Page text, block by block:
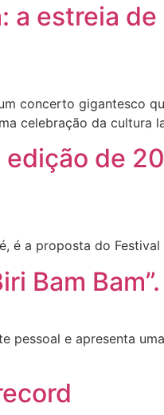
a estreia
concerto gigantesco
celebração da cultura
de
é a proposta do Festival
Bam Bam”.
e apresenta